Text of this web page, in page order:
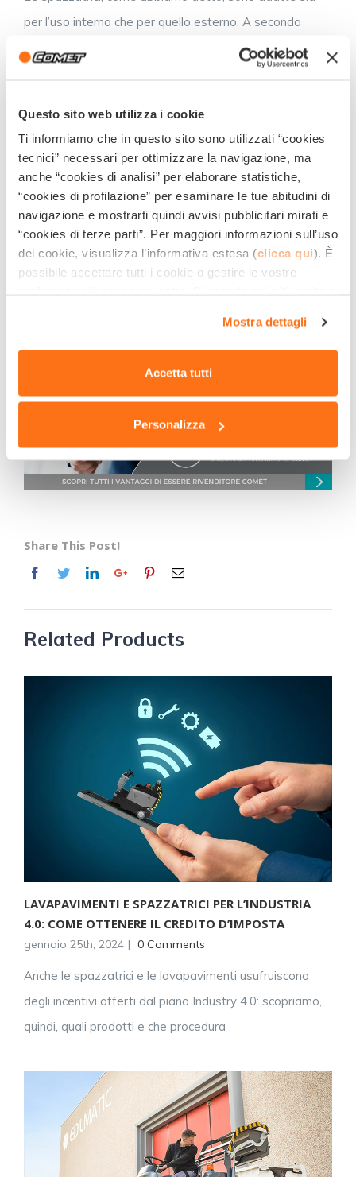
Questo sito web utilizza i cookie
Ti informiamo che in questo sito sono utilizzati “cookies
tecnici” necessari per ottimizzare la navigazione, ma
anche “cookies di analisi” per elaborare statistiche,
“cookies di profilazione” per esaminare le tue abitudini di
navigazione e mostrarti quindi avvisi pubblicitari mirati e
“cookies di terze parti”. Per maggiori informazioni sull’uso
dei cookie, visualizza l’informativa estesa (clicca qui). È
possibile accettare tutti i cookie o gestire le vostre
impostazioni predefinite che non consentono l’utilizzo di
cookie o altri strumenti di tracciamento diversi dai
Mostra dettagli
Accetta tutti
Personalizza
per l’uso interno che per quello esterno. A seconda
dell’ambiente in cui vanno adoperate, però, bisogna
I motori delle spazzatrici, infatti, possono essere sia a
scoppio – quindi alimentati a benzina o Diesel– che
elettricia batteria. I primi, come è intuibile, emettono
gas di scarico incompatibili con l’uso interno. I secondi,
invece, sono totalmente senza emissioni e senz’altro
meno rumorosi, perfetti per spazzatrici che devono
essere usate al chiuso.
Share This Post!
Related Products
LAVAPAVIMENTI E SPAZZATRICI PER L’INDUSTRIA
4.0: COME OTTENERE IL CREDITO D’IMPOSTA
gennaio 25th, 2024 | 0 Comments
Anche le spazzatrici e le lavapavimenti usufruiscono
degli incentivi offerti dal piano Industry 4.0: scopriamo,
quindi, quali prodotti e che procedura